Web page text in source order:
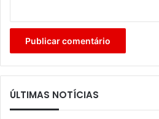
ÚLTIMAS NOTÍCIAS